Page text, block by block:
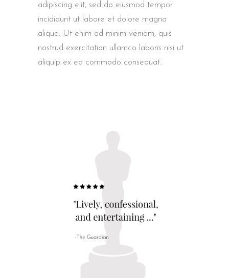
adipiscing elit, sed do eiusmod tempor
incididunt ut labore et dolore magna
aliqua. Ut enim ad minim veniam, quis
nostrud exercitation ullamco laboris nisi ut
aliquip ex ea commodo consequat.